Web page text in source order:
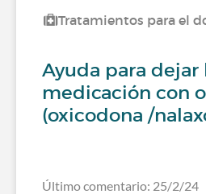
Tratamientos para el
Ayuda para dejar
medicación con
(oxicodona /
Último comentario: 25/2/24